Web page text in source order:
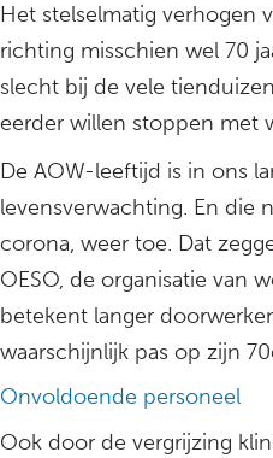
Het stelselmatig verhogen
richting misschien wel 70
slecht bij de vele
eerder willen stoppen met
De AOW-leeftijd is in ons
levensverwachting. En die
corona, weer toe. Dat
OESO, de organisatie van
betekent langer
waarschijnlijk pas op zijn
Onvoldoende personeel
Ook door de vergrijzing